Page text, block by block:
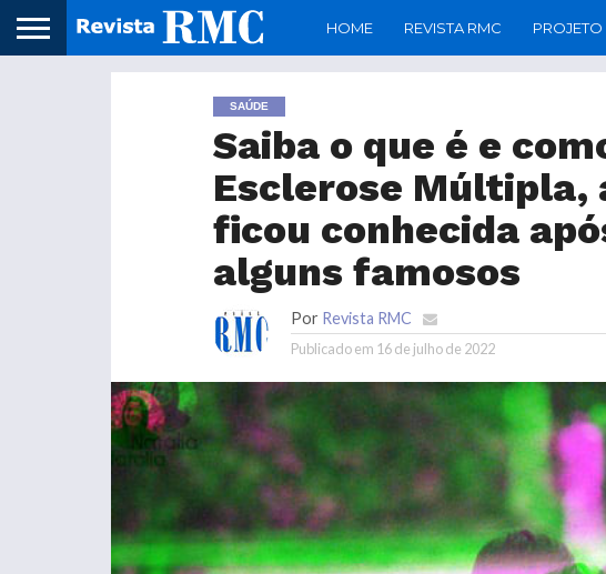
HOME REVISTA RMC PROJETO
SAÚDE
Saiba o que é e
Esclerose Múltipla,
ficou conhecida
alguns famosos
Por Revista RMC
Publicado em 16 de julho de 2022